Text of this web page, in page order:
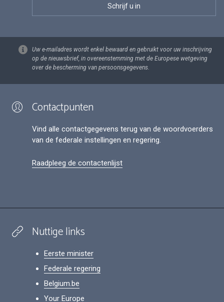
Uw e-mailadres wordt enkel bewaard en gebruikt voor uw inschrijving
op de nieuwsbrief, in overeenstemming met de Europese wetgeving
over de bescherming van persoonsgegevens.
Contactpunten
Vind alle contactgegevens terug van de woordvoerders
van de federale instellingen en regering.
Raadpleeg de contactenlijst
Nuttige links
Eerste minister
Federale regering
Belgium.be
Your Europe